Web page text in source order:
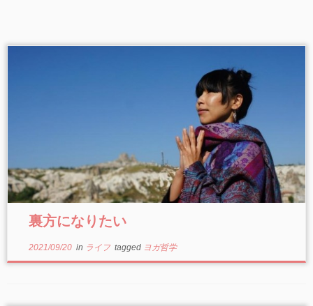
裏方になりたい
2021/09/20in ライフ tagged ヨガ哲学